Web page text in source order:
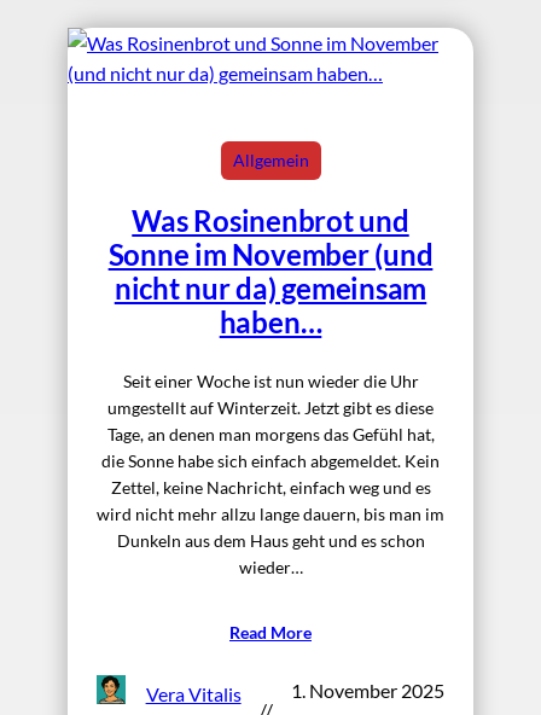
Allgemein
Was Rosinenbrot und
Sonne im November (und
nicht nur da) gemeinsam
haben…
Seit einer Woche ist nun wieder die Uhr
umgestellt auf Winterzeit. Jetzt gibt es diese
Tage, an denen man morgens das Gefühl hat,
die Sonne habe sich einfach abgemeldet. Kein
Zettel, keine Nachricht, einfach weg und es
wird nicht mehr allzu lange dauern, bis man im
Dunkeln aus dem Haus geht und es schon
wieder…
Read More
Vera Vitalis
//
1. November 2025